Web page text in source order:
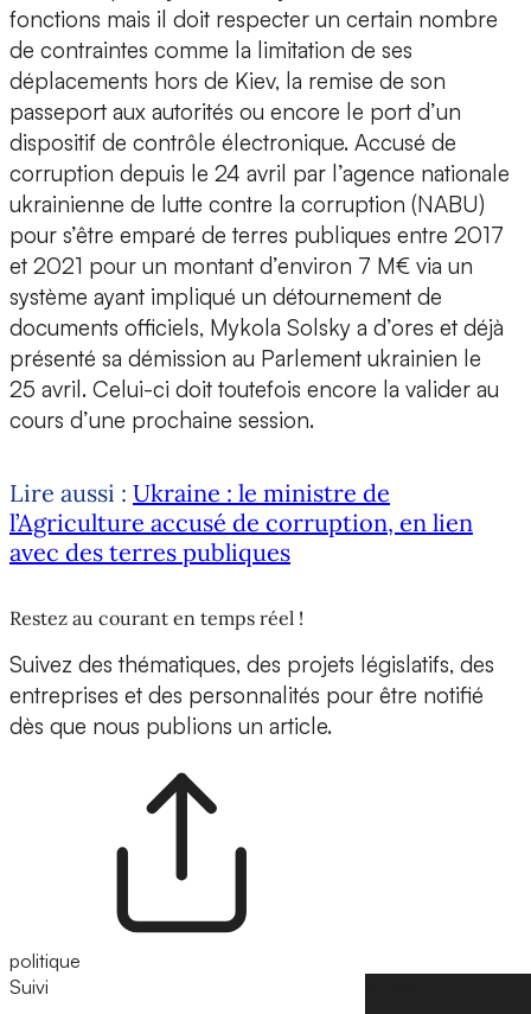
fonctions mais il doit respecter un certain nombre
de contraintes comme la limitation de ses
déplacements hors de Kiev, la remise de son
passeport aux autorités ou encore le port d’un
dispositif de contrôle électronique. Accusé de
corruption depuis le 24 avril par l’agence nationale
ukrainienne de lutte contre la corruption (NABU)
pour s’être emparé de terres publiques entre 2017
et 2021 pour un montant d’environ 7 M€ via un
système ayant impliqué un détournement de
documents officiels, Mykola Solsky a d’ores et déjà
présenté sa démission au Parlement ukrainien le
25 avril. Celui-ci doit toutefois encore la valider au
cours d’une prochaine session.
Lire aussi : Ukraine : le ministre de
l’Agriculture accusé de corruption, en lien
avec des terres publiques
Restez au courant en temps réel !
Suivez des thématiques, des projets législatifs, des
entreprises et des personnalités pour être notifié
dès que nous publions un article.
politique
Suivi